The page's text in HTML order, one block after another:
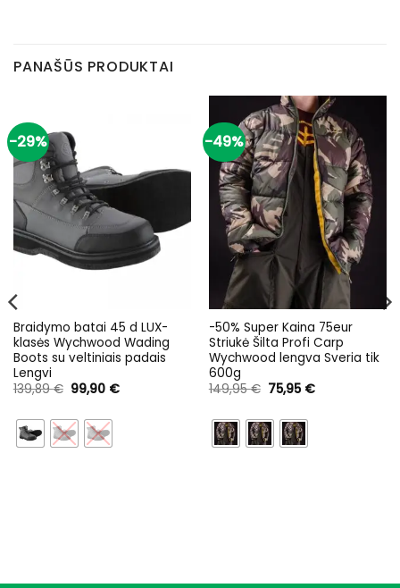
PANAŠŪS PRODUKTAI
-29%
Braidymo batai 45 d LUX-
klasės Wychwood Wading
Boots su veltiniais padais
Lengvi
139,89€ Original
price
139,89 €.
99,90 €Current
-49%
-50% Super Kaina 75eur
Striukė Šilta Profi Carp
Wychwood lengva Sveria tik
600g
149,95€ Original
price
149,95 €.
75,95 €Current